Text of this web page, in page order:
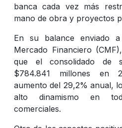
banca cada vez más
mano de obra y proyectos
En su balance enviado
Mercado Financiero
que el consolidado de
$784.841 millones en
aumento del 29,2% anual,
alto dinamismo en
comerciales.